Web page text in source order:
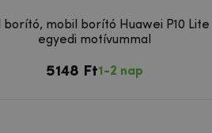
borító, mobil borító Huawei P10 Lite
egyedi motívummal
5148 Ft1-2 nap